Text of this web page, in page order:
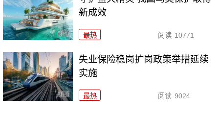
新成效
最热 阅读 10771
失业保险稳岗扩岗政策举措延续
实施
最热 阅读 9024